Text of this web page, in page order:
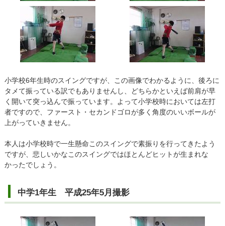
小学校6年生時のスイングですが、この画像でわかるように、後ろに
タメて振っている訳でもありませんし、どちらかといえば前肩が早
く開いて突っ込んで振っています。よって小学校時においては左打
者ですので、ファースト・セカンドゴロが多く角度のいいボールが
上がっていきません。
本人は小学校時で一生懸命このスイングで素振りを行ってきたよう
ですが、悲しいかなこのスイングではほとんどヒットが生まれな
かったでしょう。
中学1年生 平成25年5月撮影